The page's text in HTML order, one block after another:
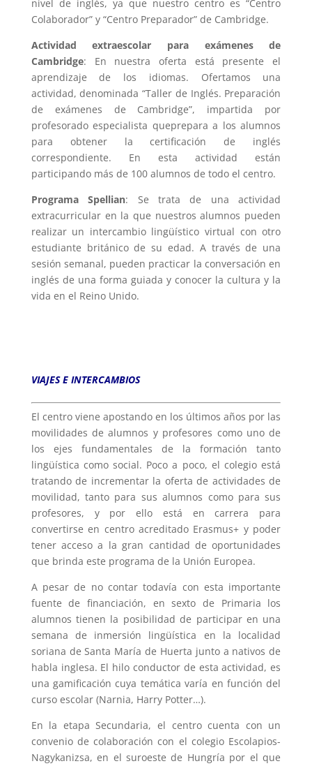
nivel de inglés, ya que nuestro centro es “Centro
Colaborador” y “Centro Preparador” de Cambridge.
Actividad extraescolar para exámenes de
Cambridge: En nuestra oferta está presente el
aprendizaje de los idiomas. Ofertamos una
actividad, denominada “Taller de Inglés. Preparación
de exámenes de Cambridge”, impartida por
profesorado especialista queprepara a los alumnos
para obtener la certificación de inglés
correspondiente. En esta actividad están
participando más de 100 alumnos de todo el centro.
Programa Spellian: Se trata de una actividad
extracurricular en la que nuestros alumnos pueden
realizar un intercambio lingüístico virtual con otro
estudiante británico de su edad. A través de una
sesión semanal, pueden practicar la conversación en
inglés de una forma guiada y conocer la cultura y la
vida en el Reino Unido.
VIAJES E INTERCAMBIOS
El centro viene apostando en los últimos años por las
movilidades de alumnos y profesores como uno de
los ejes fundamentales de la formación tanto
lingüística como social. Poco a poco, el colegio está
tratando de incrementar la oferta de actividades de
movilidad, tanto para sus alumnos como para sus
profesores, y por ello está en carrera para
convertirse en centro acreditado Erasmus+ y poder
tener acceso a la gran cantidad de oportunidades
que brinda este programa de la Unión Europea.
A pesar de no contar todavía con esta importante
fuente de financiación, en sexto de Primaria los
alumnos tienen la posibilidad de participar en una
semana de inmersión lingüística en la localidad
soriana de Santa María de Huerta junto a nativos de
habla inglesa. El hilo conductor de esta actividad, es
una gamificación cuya temática varía en función del
curso escolar (Narnia, Harry Potter…).
En la etapa Secundaria, el centro cuenta con un
convenio de colaboración con el colegio Escolapios-
Nagykanizsa, en el suroeste de Hungría por el que